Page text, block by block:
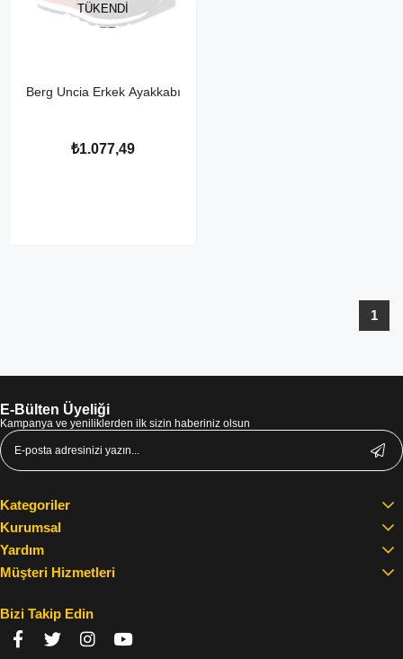
TÜKENDI
Berg Uncia Erkek Ayakkabı
₺1.077,49
1
E-Bülten Üyeliği
Kampanya ve yeniliklerden ilk sizin haberiniz olsun
Kategoriler
Kurumsal
Yardım
Müşteri Hizmetleri
Bizi Takip Edin